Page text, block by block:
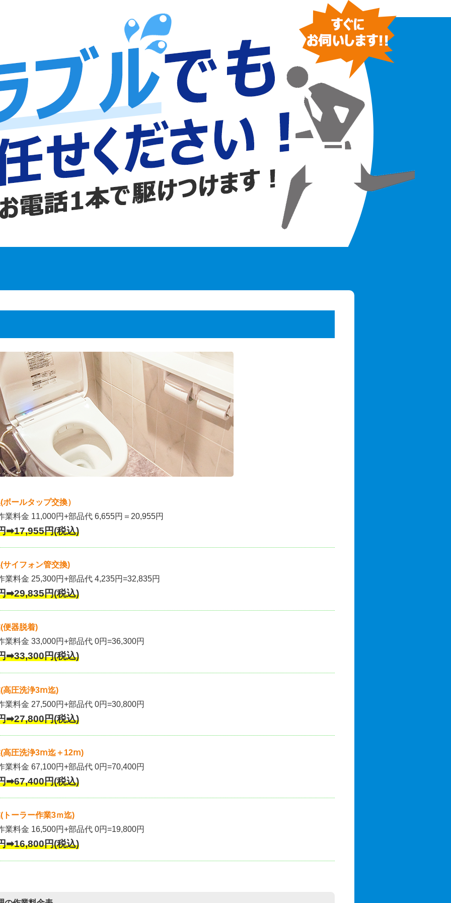
ールタップ交換）
業料金 11,000円+部品代 6,655円＝20,955円
➡17,955円(税込)
サイフォン管交換)
業料金 25,300円+部品代 4,235円=32,835円
➡29,835円(税込)
便器脱着)
業料金 33,000円+部品代 0円=36,300円
➡33,300円(税込)
高圧洗浄3ⅿ迄)
業料金 27,500円+部品代 0円=30,800円
➡27,800円(税込)
(高圧洗浄3ⅿ迄＋12ⅿ)
業料金 67,100円+部品代 0円=70,400円
➡67,400円(税込)
トーラー作業3ｍ迄)
業料金 16,500円+部品代 0円=19,800円
➡16,800円(税込)